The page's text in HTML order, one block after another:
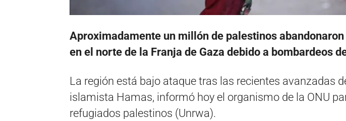
Aproximadamente un millón de palestinos
en el norte de la Franja de Gaza debido a bombardeos
La región está bajo ataque tras las recientes avanzadas
islamista Hamas, informó hoy el organismo de la ONU
refugiados palestinos (Unrwa).